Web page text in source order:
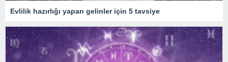
Evlilik hazırlığı yapan gelinler için 5 tavsiye